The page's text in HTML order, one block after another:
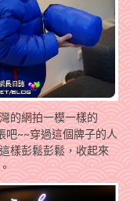
的網拍一模一樣的
吧~~穿過這個牌子的人
樣彭鬆彭鬆，收起來